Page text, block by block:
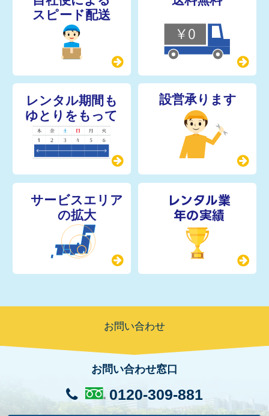
レンタル業
年の実績
お問い合わせ
お問い合わせ窓口
0120-309-881